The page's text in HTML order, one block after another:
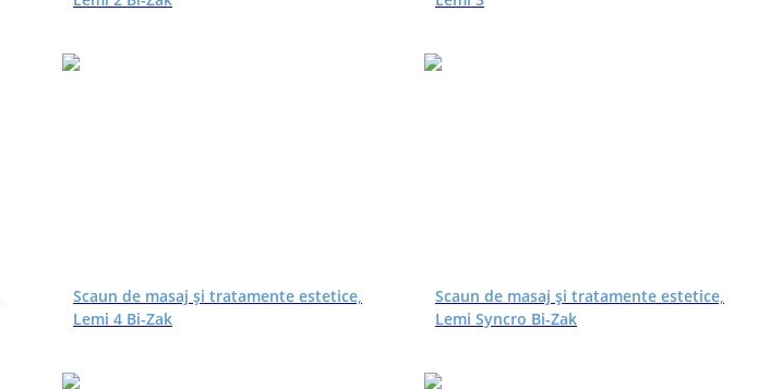
Scaun de masaj și tratamente estetice,
Lemi 4 Bi-Zak
Scaun de masaj și tratamente estetice,
Lemi Syncro Bi-Zak